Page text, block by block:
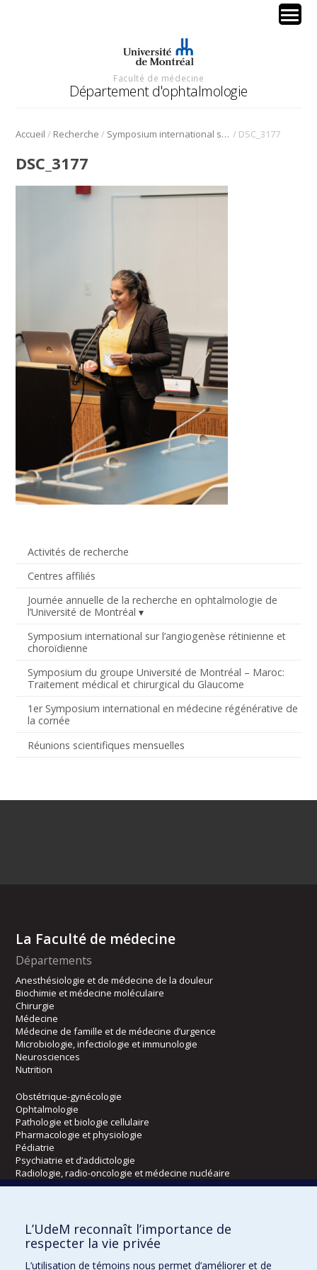
Faculté de médecine
Département d'ophtalmologie
Accueil / Recherche / Symposium international sur l’angiogenèse rétinienne et choroïdienne / DSC_3177
Activités de recherche
Centres affiliés
Journée annuelle de la recherche en ophtalmologie de
l’Université de Montréal
Symposium international sur l’angiogenèse rétinienne et
choroïdienne
Symposium du groupe Université de Montréal – Maroc:
Traitement médical et chirurgical du Glaucome
1er Symposium international en médecine régénérative de
la cornée
Réunions scientifiques mensuelles
DSC_3177
La Faculté de médecine
Départements
Anesthésiologie et de médecine de la douleur
Biochimie et médecine moléculaire
Chirurgie
Médecine
Médecine de famille et de médecine d’urgence
Microbiologie, infectiologie et immunologie
Neurosciences
Nutrition
Obstétrique-gynécologie
Ophtalmologie
Pathologie et biologie cellulaire
Pharmacologie et physiologie
Pédiatrie
Psychiatrie et d’addictologie
Radiologie, radio-oncologie et médecine nucléaire
Écoles
Kinésiologie et des sciences de l’activité physique
Orthophonie et audiologie
Réadaptation
L’UdeM reconnaît l’importance de
respecter la vie privée
L’utilisation de témoins nous permet d’améliorer et de